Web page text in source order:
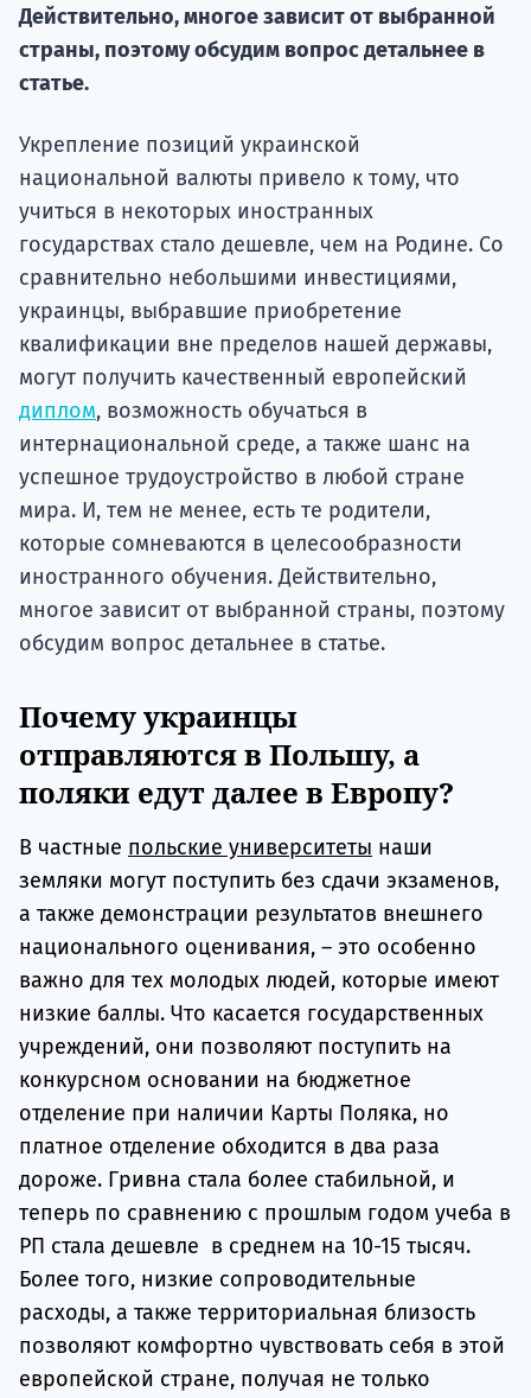
Действительно, многое зависит от выбранной
страны, поэтому обсудим вопрос детальнее в
статье.
Укрепление позиций украинской
национальной валюты привело к тому, что
учиться в некоторых иностранных
государствах стало дешевле, чем на Родине. Со
сравнительно небольшими инвестициями,
украинцы, выбравшие приобретение
квалификации вне пределов нашей державы,
могут получить качественный европейский
диплом, возможность обучаться в
интернациональной среде, а также шанс на
успешное трудоустройство в любой стране
мира. И, тем не менее, есть те родители,
которые сомневаются в целесообразности
иностранного обучения. Действительно,
многое зависит от выбранной страны, поэтому
обсудим вопрос детальнее в статье.
Почему украинцы
отправляются в Польшу, а
поляки едут далее в Европу?
В частные польские университеты наши
земляки могут поступить без сдачи экзаменов,
а также демонстрации результатов внешнего
национального оценивания, – это особенно
важно для тех молодых людей, которые имеют
низкие баллы. Что касается государственных
учреждений, они позволяют поступить на
конкурсном основании на бюджетное
отделение при наличии Карты Поляка, но
платное отделение обходится в два раза
дороже. Гривна стала более стабильной, и
теперь по сравнению с прошлым годом учеба в
РП стала дешевле в среднем на 10-15 тысяч.
Более того, низкие сопроводительные
расходы, а также территориальная близость
позволяют комфортно чувствовать себя в этой
европейской стране, получая не только